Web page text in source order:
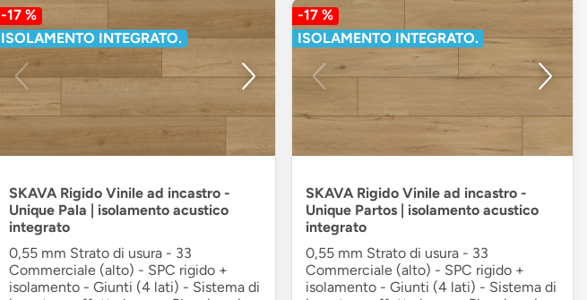
-17 %
ISOLAMENTO INTEGRATO.
SKAVA Rigido Vinile ad incastro -
Unique Pala | isolamento acustico
integrato
0,55 mm Strato di usura - 33
Commerciale (alto) - SPC rigido +
isolamento - Giunti (4 lati) - Sistema di
-17 %
ISOLAMENTO INTEGRATO.
SKAVA Rigido Vinile ad incastro -
Unique Partos | isolamento acustico
integrato
0,55 mm Strato di usura - 33
Commerciale (alto) - SPC rigido +
isolamento - Giunti (4 lati) - Sistema di